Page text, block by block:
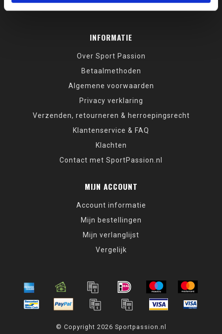
INFORMATIE
Over Sport Passion
Betaalmethoden
Algemene voorwaarden
Privacy verklaring
Verzenden, retourneren & herroepingsrecht
Klantenservice & FAQ
Klachten
Contact met SportPassion.nl
MIJN ACCOUNT
Account informatie
Mijn bestellingen
Mijn verlanglijst
Vergelijk
© Copyright 2026 Sportpassion.nl